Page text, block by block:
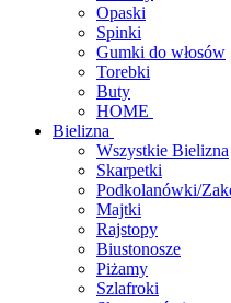
Opaski
Spinki
Gumki do włosów
Torebki
Buty
HOME
Bielizna
Wszystkie Bielizna
Skarpetki
Podkolanówki/
Majtki
Rajstopy
Biustonosze
Piżamy
Szlafroki